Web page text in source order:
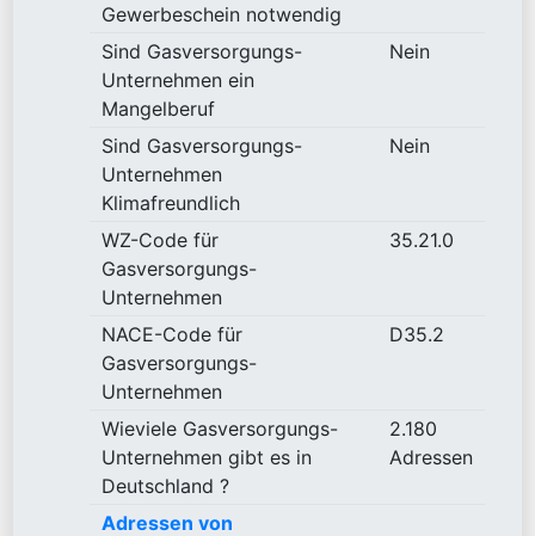
Gewerbeschein notwendig
Sind Gasversorgungs-
Unternehmen ein
Mangelberuf
Nein
Sind Gasversorgungs-
Unternehmen
Klimafreundlich
Nein
WZ-Code für
Gasversorgungs-
Unternehmen
35.21.0
NACE-Code für
Gasversorgungs-
Unternehmen
D35.2
Wieviele Gasversorgungs-
Unternehmen gibt es in
Deutschland ?
2.180
Adressen
Adressen von